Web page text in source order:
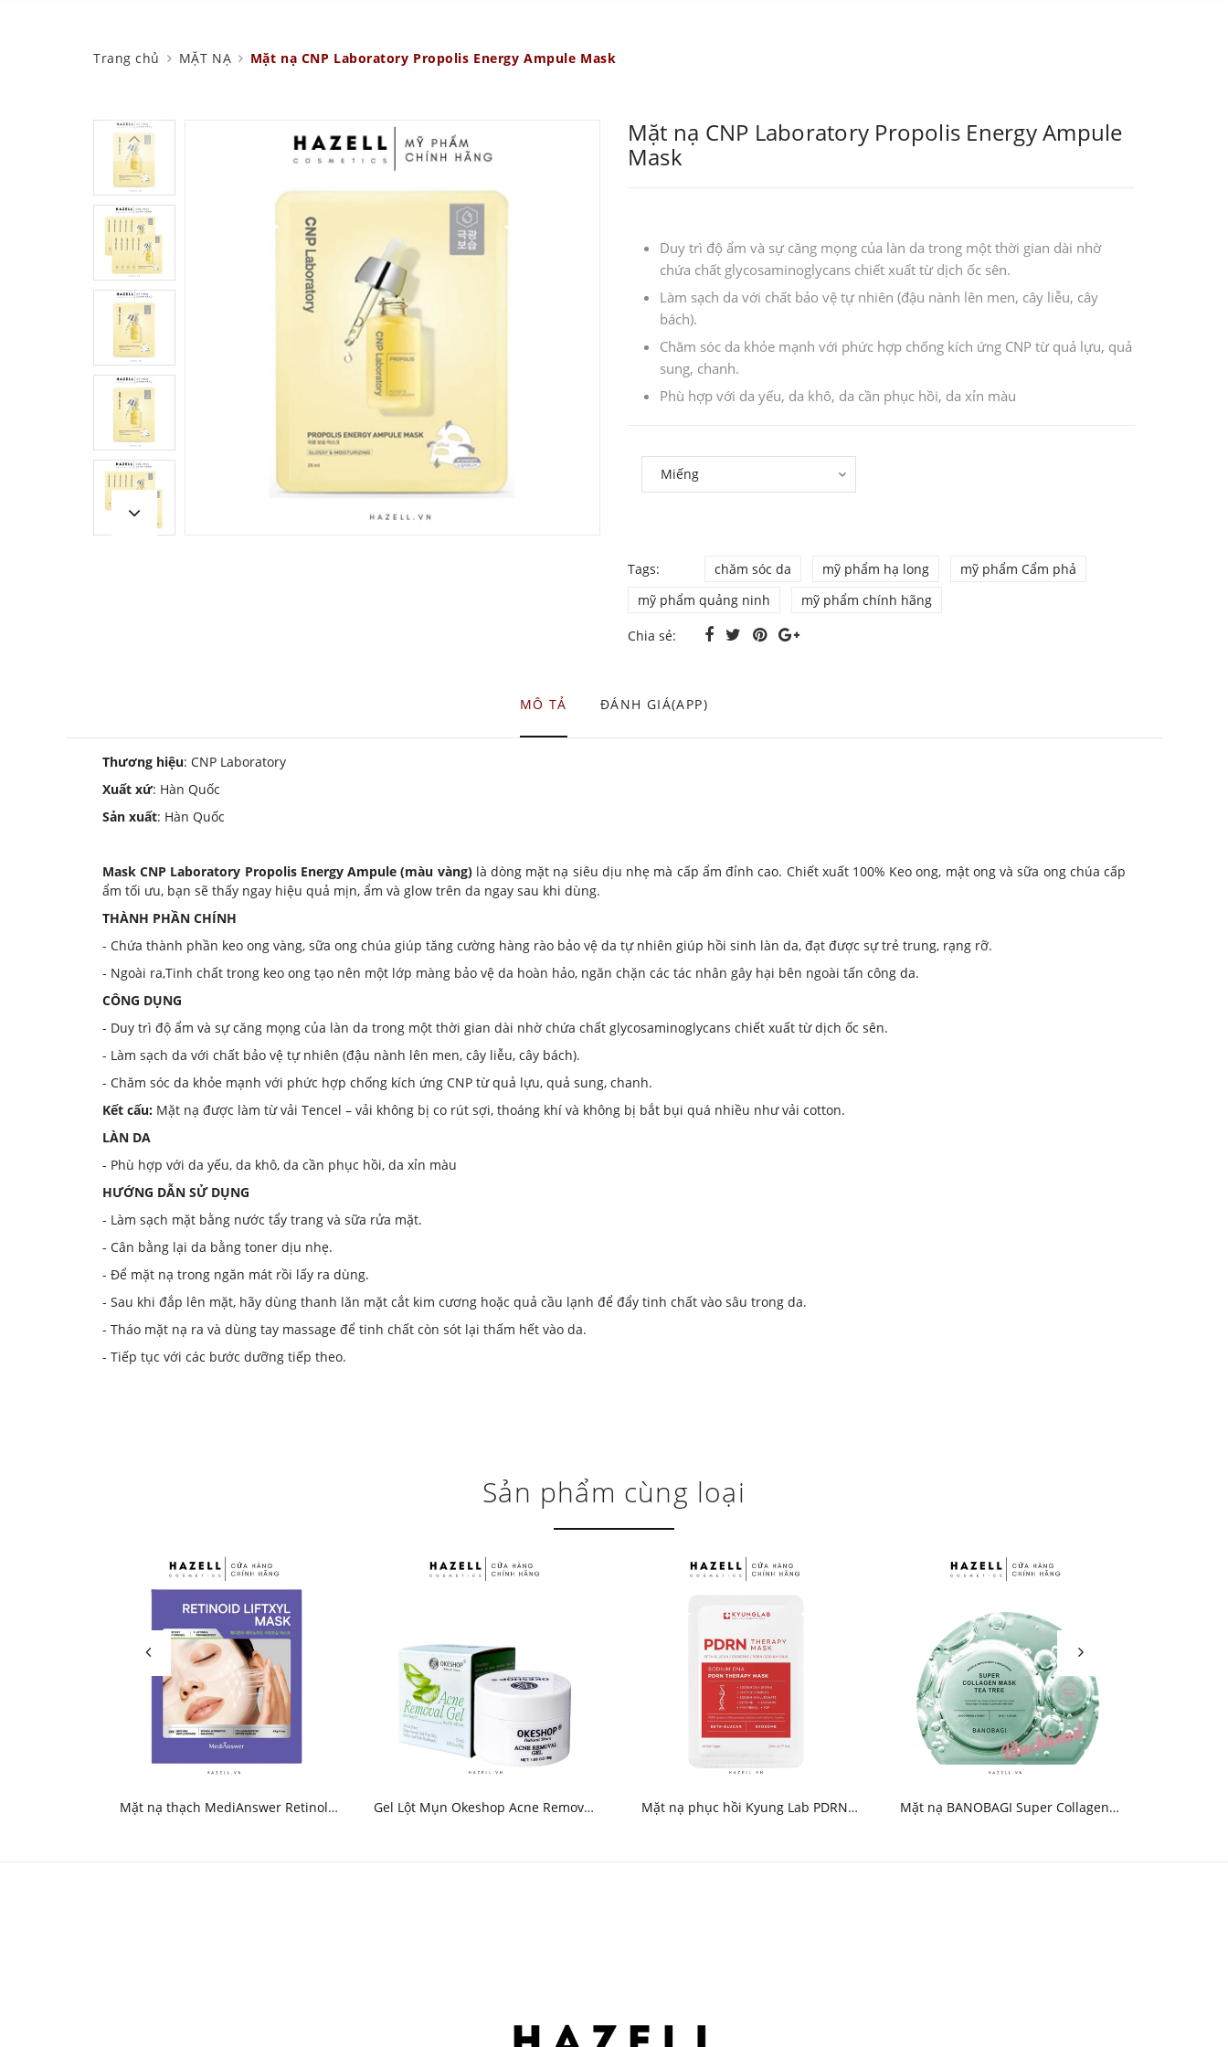
Trang chủ MẶT NẠ Mặt nạ CNP Laboratory Propolis Energy Ampule Mask
Mặt nạ CNP Laboratory Propolis Energy Ampule
Mask
Duy trì độ ẩm và sự căng mọng của làn da trong một thời gian dài nhờ
chứa chất glycosaminoglycans chiết xuất từ dịch ốc sên.
Làm sạch da với chất bảo vệ tự nhiên (đậu nành lên men, cây liễu, cây
bách).
Chăm sóc da khỏe mạnh với phức hợp chống kích ứng CNP từ quả lựu, quả
sung, chanh.
Phù hợp với da yếu, da khô, da cần phục hồi, da xỉn màu
Tags: chăm sóc da mỹ phẩm hạ long
mỹ phẩm Cẩm phả
mỹ phẩm quảng ninh
mỹ phẩm chính hãng
Chia sẻ:
MÔ TẢ ĐÁNH GIÁ(APP)
Thương hiệu: CNP Laboratory
Xuất xứ: Hàn Quốc
Sản xuất: Hàn Quốc
Mask CNP Laboratory Propolis Energy Ampule (màu vàng) là dòng mặt nạ siêu dịu nhẹ mà cấp ẩm đỉnh cao. Chiết xuất 100% Keo ong, mật ong và sữa ong chúa cấp
ẩm tối ưu, bạn sẽ thấy ngay hiệu quả mịn, ẩm và glow trên da ngay sau khi dùng.
THÀNH PHẦN CHÍNH
- Chứa thành phần keo ong vàng, sữa ong chúa giúp tăng cường hàng rào bảo vệ da tự nhiên giúp hồi sinh làn da, đạt được sự trẻ trung, rạng rỡ.
- Ngoài ra,Tinh chất trong keo ong tạo nên một lớp màng bảo vệ da hoàn hảo, ngăn chặn các tác nhân gây hại bên ngoài tấn công da.
CÔNG DỤNG
- Duy trì độ ẩm và sự căng mọng của làn da trong một thời gian dài nhờ chứa chất glycosaminoglycans chiết xuất từ dịch ốc sên.
- Làm sạch da với chất bảo vệ tự nhiên (đậu nành lên men, cây liễu, cây bách).
- Chăm sóc da khỏe mạnh với phức hợp chống kích ứng CNP từ quả lựu, quả sung, chanh.
Kết cấu: Mặt nạ được làm từ vải Tencel – vải không bị co rút sợi, thoáng khí và không bị bắt bụi quá nhiều như vải cotton.
LÀN DA
- Phù hợp với da yếu, da khô, da cần phục hồi, da xỉn màu
HƯỚNG DẪN SỬ DỤNG
- Làm sạch mặt bằng nước tẩy trang và sữa rửa mặt.
- Cân bằng lại da bằng toner dịu nhẹ.
- Để mặt nạ trong ngăn mát rồi lấy ra dùng.
- Sau khi đắp lên mặt, hãy dùng thanh lăn mặt cắt kim cương hoặc quả cầu lạnh để đẩy tinh chất vào sâu trong da.
- Tháo mặt nạ ra và dùng tay massage để tinh chất còn sót lại thấm hết vào da.
- Tiếp tục với các bước dưỡng tiếp theo.
Sản phẩm cùng loại
Mặt nạ thạch MediAnswer Retinol
Gel Lột Mụn Okeshop Acne Removal
Mặt nạ phục hồi Kyung Lab PDRN
Mặt nạ BANOBAGI Super Collagen